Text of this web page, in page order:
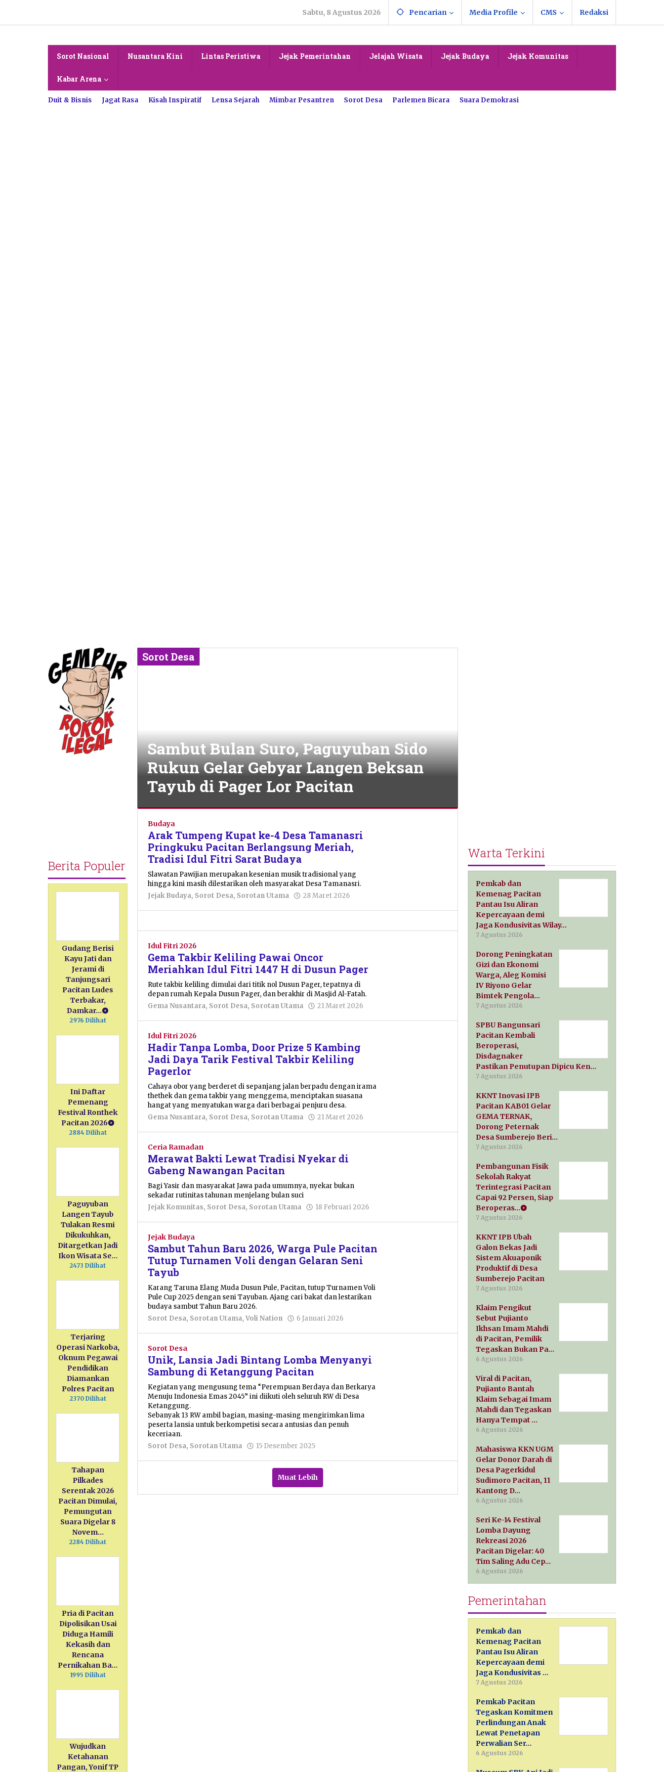
konten
Sabtu, 8 Agustus 2026 Pencarian Media Profile CMS Redaksi
Sorot Nasional Nusantara Kini Lintas Peristiwa Jejak Pemerintahan Jelajah Wisata Jejak Budaya Jejak Komunitas
Kabar Arena
Duit & Bisnis Jagat Rasa Kisah Inspiratif Lensa Sejarah Mimbar Pesantren Sorot Desa Parlemen Bicara Suara Demokrasi
Berita Populer
Gudang Berisi
Kayu Jati dan
Jerami di
Tanjungsari
Pacitan Ludes
Terbakar,
Damkar…
2976 Dilihat
Ini Daftar
Pemenang
Festival Ronthek
Pacitan 2026
2884 Dilihat
Paguyuban
Langen Tayub
Tulakan Resmi
Dikukuhkan,
Ditargetkan Jadi
Ikon Wisata Se…
2473 Dilihat
Terjaring
Operasi Narkoba,
Oknum Pegawai
Pendidikan
Diamankan
Polres Pacitan
2370 Dilihat
Tahapan
Pilkades
Serentak 2026
Pacitan Dimulai,
Pemungutan
Suara Digelar 8
Novem…
2284 Dilihat
Pria di Pacitan
Dipolisikan Usai
Diduga Hamili
Kekasih dan
Rencana
Pernikahan Ba…
1995 Dilihat
Wujudkan
Ketahanan
Pangan, Yonif TP
Sambut Bulan Suro, Paguyuban Sido
Rukun Gelar Gebyar Langen Beksan
Tayub di Pager Lor Pacitan
Budaya,
Sorot
Desa
Sorotan
Utama
2026
Sorot Desa
Budaya
Arak Tumpeng Kupat ke-4 Desa Tamanasri
Pringkuku Pacitan Berlangsung Meriah,
Tradisi Idul Fitri Sarat Budaya
Slawatan Pawijian merupakan kesenian musik tradisional yang
hingga kini masih dilestarikan oleh masyarakat Desa Tamanasri.
Jejak Budaya, Sorot Desa, Sorotan Utama 28 Maret 2026
Azizah
Idul Fitri 2026
Gema Takbir Keliling Pawai Oncor
Meriahkan Idul Fitri 1447 H di Dusun Pager
Rute takbir keliling dimulai dari titik nol Dusun Pager, tepatnya di
depan rumah Kepala Dusun Pager, dan berakhir di Masjid Al-Fatah.
Gema Nusantara, Sorot Desa, Sorotan Utama 21 Maret 2026
Wulandari
Idul Fitri 2026
Hadir Tanpa Lomba, Door Prize 5 Kambing
Jadi Daya Tarik Festival Takbir Keliling
Pagerlor
Cahaya obor yang berderet di sepanjang jalan berpadu dengan irama
thethek dan gema takbir yang menggema, menciptakan suasana
hangat yang menyatukan warga dari berbagai penjuru desa.
Gema Nusantara, Sorot Desa, Sorotan Utama 21 Maret 2026
Azizah
Ceria Ramadan
Merawat Bakti Lewat Tradisi Nyekar di
Gabeng Nawangan Pacitan
Bagi Yasir dan masyarakat Jawa pada umumnya, nyekar bukan
sekadar rutinitas tahunan menjelang bulan suci
Jejak Komunitas, Sorot Desa, Sorotan Utama 18 Februari 2026
Mayastuti
Jejak Budaya
Sambut Tahun Baru 2026, Warga Pule Pacitan
Tutup Turnamen Voli dengan Gelaran Seni
Tayub
Karang Taruna Elang Muda Dusun Pule, Pacitan, tutup Turnamen Voli
Pule Cup 2025 dengan seni Tayuban. Ajang cari bakat dan lestarikan
budaya sambut Tahun Baru 2026.
Sorot Desa, Sorotan Utama,Voli Nation 6 Januari 2026
Mayastuti
Sorot Desa
Unik, Lansia Jadi Bintang Lomba Menyanyi
Sambung di Ketanggung Pacitan
Kegiatan yang mengusung tema “Perempuan Berdaya dan Berkarya
Menuju Indonesia Emas 2045” ini diikuti oleh seluruh RW di Desa
Ketanggung.
Sebanyak 13 RW ambil bagian, masing-masing mengirimkan lima
peserta lansia untuk berkompetisi secara antusias dan penuh
keceriaan.
Sorot Desa, Sorotan Utama 15 Desember 2025
Azizah
Muat Lebih
Warta Terkini
Pemkab dan
Kemenag Pacitan
Pantau Isu Aliran
Kepercayaan demi
Jaga Kondusivitas Wilay…
7 Agustus 2026
Dorong Peningkatan
Gizi dan Ekonomi
Warga, Aleg Komisi
IV Riyono Gelar
Bimtek Pengola…
7 Agustus 2026
SPBU Bangunsari
Pacitan Kembali
Beroperasi,
Disdagnaker
Pastikan Penutupan Dipicu Ken…
7 Agustus 2026
KKNT Inovasi IPB
Pacitan KAB01 Gelar
GEMA TERNAK,
Dorong Peternak
Desa Sumberejo Beri…
7 Agustus 2026
Pembangunan Fisik
Sekolah Rakyat
Terintegrasi Pacitan
Capai 92 Persen, Siap
Beroperas…
7 Agustus 2026
KKNT IPB Ubah
Galon Bekas Jadi
Sistem Akuaponik
Produktif di Desa
Sumberejo Pacitan
7 Agustus 2026
Klaim Pengikut
Sebut Pujianto
Ikhsan Imam Mahdi
di Pacitan, Pemilik
Tegaskan Bukan Pa…
6 Agustus 2026
Viral di Pacitan,
Pujianto Bantah
Klaim Sebagai Imam
Mahdi dan Tegaskan
Hanya Tempat …
6 Agustus 2026
Mahasiswa KKN UGM
Gelar Donor Darah di
Desa Pagerkidul
Sudimoro Pacitan, 11
Kantong D…
6 Agustus 2026
Seri Ke-14 Festival
Lomba Dayung
Rekreasi 2026
Pacitan Digelar: 40
Tim Saling Adu Cep…
6 Agustus 2026
Pemerintahan
Pemkab dan
Kemenag Pacitan
Pantau Isu Aliran
Kepercayaan demi
Jaga Kondusivitas …
7 Agustus 2026
Pemkab Pacitan
Tegaskan Komitmen
Perlindungan Anak
Lewat Penetapan
Perwalian Ser…
6 Agustus 2026